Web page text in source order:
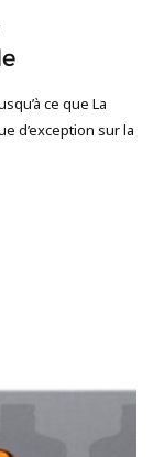
ce que La
d’exception sur la